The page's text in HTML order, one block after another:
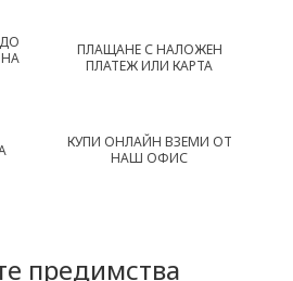
ПЛАЩАНЕ С НАЛОЖЕН
ПЛАТЕЖ ИЛИ КАРТА
КУПИ ОНЛАЙН ВЗЕМИ ОТ
НАШ ОФИС
предимства